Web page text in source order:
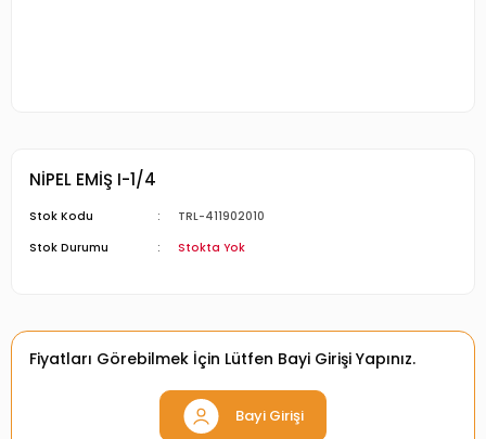
NİPEL EMİŞ I-1/4
Stok Kodu
TRL-411902010
Stok Durumu
Stokta Yok
Fiyatları Görebilmek İçin Lütfen Bayi Girişi Yapınız.
Bayi Girişi